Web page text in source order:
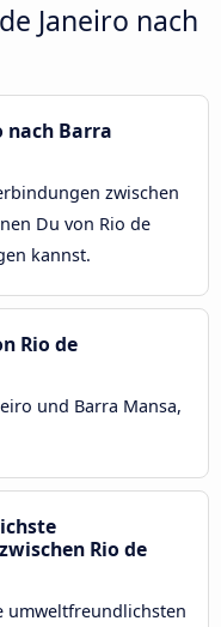
Janeiro nach
nach Barra
zwischen
Du von Rio de
kannst.
Rio de
und Barra Mansa,
Rio de
umweltfreundlichsten